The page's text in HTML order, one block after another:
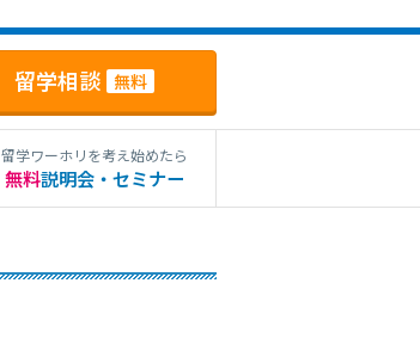
留学相談 無料
留学ワーホリを考え始めたら
無料説明会・セミナー